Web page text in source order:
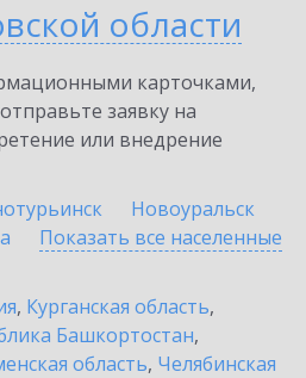
области
карточками,
заявку на
или внедрение
Новоуральск
Показать все населенные
, Курганская область,
Башкортостан,
область, Челябинская